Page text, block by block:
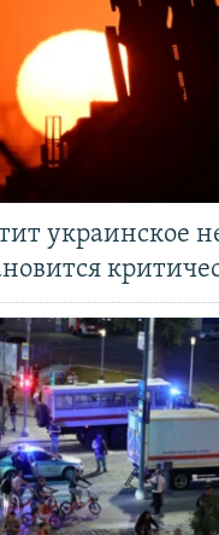
украинское